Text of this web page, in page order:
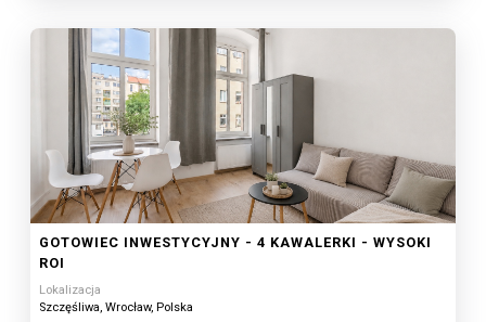
GOTOWIEC INWESTYCYJNY - 4 KAWALERKI - WYSOKI
ROI
Lokalizacja
Szczęśliwa, Wrocław, Polska